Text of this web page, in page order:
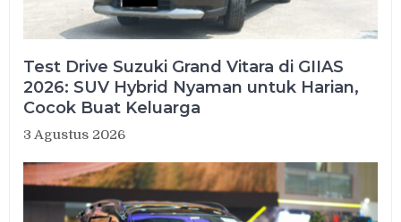
Test Drive Suzuki Grand Vitara di GIIAS
2026: SUV Hybrid Nyaman untuk Harian,
Cocok Buat Keluarga
3 Agustus 2026